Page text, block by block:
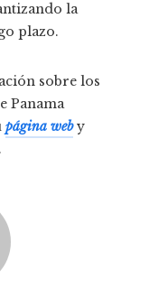
la
plazo.
sobre los
Panama
página weby